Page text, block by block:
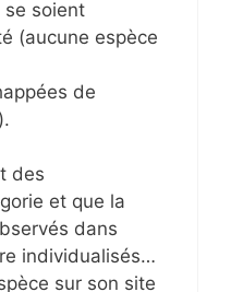
se soient
(aucune espèce
de
des
et que la
dans
individualisés…
sur son site